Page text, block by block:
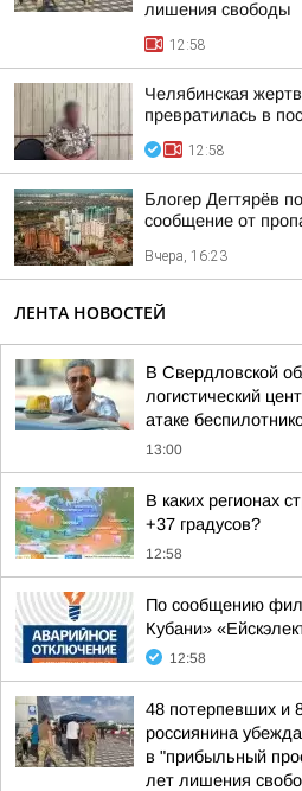
лишения свободы
12:58
Челябинская
превратилась в
12:58
Блогер Дегтярёв
сообщение от
Вчера, 16:23
ЛЕНТА НОВОСТЕЙ
В Свердловской
логистический
атаке
13:00
В каких регионах
+37 градусов?
12:58
По сообщению
Кубани»
12:58
48 потерпевших и
россиянина
в "прибыльный
лет лишения